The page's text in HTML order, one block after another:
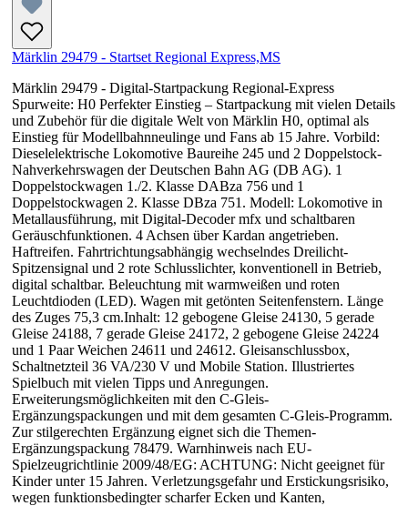
Märklin 29479 - Startset Regional Express,MS
Märklin 29479 - Digital-Startpackung Regional-Express
Spurweite: H0 Perfekter Einstieg – Startpackung mit vielen Details
und Zubehör für die digitale Welt von Märklin H0, optimal als
Einstieg für Modellbahnneulinge und Fans ab 15 Jahre. Vorbild:
Dieselelektrische Lokomotive Baureihe 245 und 2 Doppelstock-
Nahverkehrswagen der Deutschen Bahn AG (DB AG). 1
Doppelstockwagen 1./2. Klasse DABza 756 und 1
Doppelstockwagen 2. Klasse DBza 751. Modell: Lokomotive in
Metallausführung, mit Digital-Decoder mfx und schaltbaren
Geräuschfunktionen. 4 Achsen über Kardan angetrieben.
Haftreifen. Fahrtrichtungsabhängig wechselndes Dreilicht-
Spitzensignal und 2 rote Schlusslichter, konventionell in Betrieb,
digital schaltbar. Beleuchtung mit warmweißen und roten
Leuchtdioden (LED). Wagen mit getönten Seitenfenstern. Länge
des Zuges 75,3 cm.Inhalt: 12 gebogene Gleise 24130, 5 gerade
Gleise 24188, 7 gerade Gleise 24172, 2 gebogene Gleise 24224
und 1 Paar Weichen 24611 und 24612. Gleisanschlussbox,
Schaltnetzteil 36 VA/230 V und Mobile Station. Illustriertes
Spielbuch mit vielen Tipps und Anregungen.
Erweiterungsmöglichkeiten mit den C-Gleis-
Ergänzungspackungen und mit dem gesamten C-Gleis-Programm.
Zur stilgerechten Ergänzung eignet sich die Themen-
Ergänzungspackung 78479. Warnhinweis nach EU-
Spielzeugrichtlinie 2009/48/EG: ACHTUNG: Nicht geeignet für
Kinder unter 15 Jahren. Verletzungsgefahr und Erstickungsrisiko,
wegen funktionsbedingter scharfer Ecken und Kanten,